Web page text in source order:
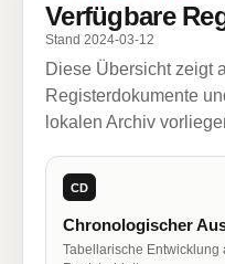
Verfügbare
Stand 2024-03-12
Diese Übersicht zeigt
Registerdokumente
lokalen Archiv
CD
Chronologischer
Tabellarische